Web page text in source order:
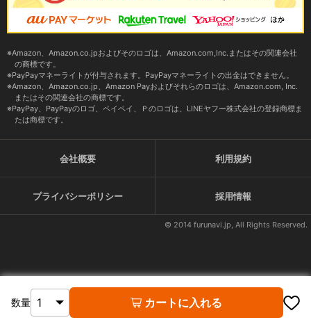
数量 カートに入れる
Amazon、Amazon.co.jpおよびそのロゴは、Amazon.com,Inc.またはその関連会社
の商標です。
PayPayマネーライトが付与されます。PayPayマネーライトの出金はできません。
Amazon、Amazon.co.jp、Amazon Payおよびそれらのロゴは、Amazon.com, Inc.
またはその関連会社の商標です。
PayPay、PayPayのロゴ、ペイペイ、Ｐのロゴは、LINEヤフー株式会社の登録商標ま
たは商標です。
会社概要 利用規約
プライバシーポリシー 採用情報
© 2014 furunavi.jp, All Rights Reserved.